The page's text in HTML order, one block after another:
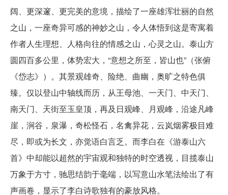
阔、更深邃、更完美的意境，描绘了一座雄浑壮丽的自然
之山，一座奇异可感的神妙之山，令人体悟到这是寄寓着
作者人生理想、人格向往的情感之山，心灵之山。泰山方
圆四百多公里，体势宏大，“意想之所至，皆山也”（张俯
《岱志》）。其景观雄奇、险绝、曲幽，奥旷之特色俱
臻。仅以登山中轴线而历，从王母池、一天门、中天门、
南天门、天街至玉皇顶，再及日观峰、月观峰，沿途凡峰
崖，涧谷，泉瀑，奇松怪石，名禽异花，云岚烟雾极目难
尽，即或为长文，亦觉语白言乏。而李白在《游泰山六
首》中却能以超然的宇宙观和独特的时空透视，目揽泰山
万象于方寸，驰思结韵于毫端，以写意山水笔法绘出了有
声画卷，显示了李白诗歌独有的豪放风格。